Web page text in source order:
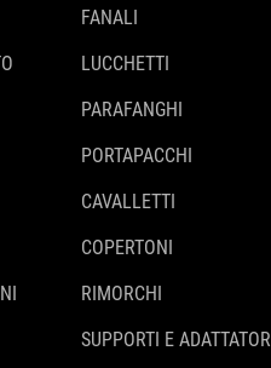
FANALI
LUCCHETTI
PARAFANGHI
PORTAPACCHI
CAVALLETTI
COPERTONI
RIMORCHI
SUPPORTI E ADATTATORI